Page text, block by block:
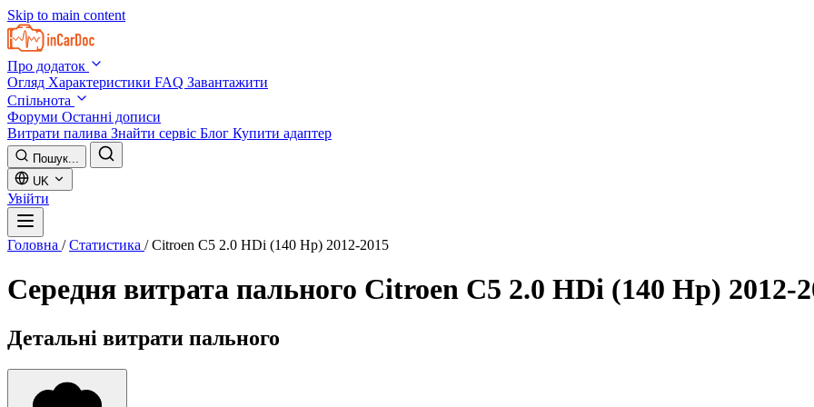
Skip to main content
Про додаток
Огляд Характеристики FAQ Завантажити
Спільнота
Форуми Останні дописи
Витрати палива Знайти сервіс Блог Купити адаптер
Пошук...
UK
Увійти
Головна / Статистика / Citroen C5 2.0 HDi (140 Hp) 2012-2015
Середня витрата пального Citroen C5 2.0 HDi (140 Hp) 2012-
Детальні витрати пального